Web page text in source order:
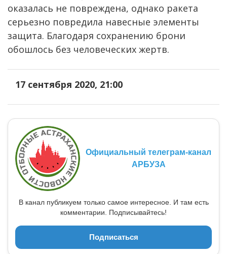
оказалась не повреждена, однако ракета
серьезно повредила навесные элементы
защита. Благодаря сохранению брони
обошлось без человеческих жертв.
17 сентября 2020, 21:00
Официальный телеграм-канал
АРБУЗА
В канал публикуем только самое интересное. И там есть
комментарии. Подписывайтесь!
Подписаться